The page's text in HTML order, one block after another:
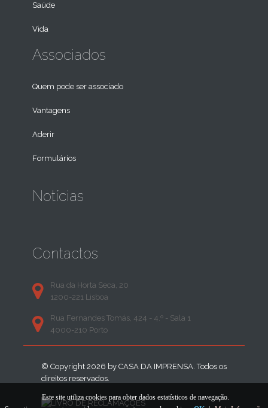
Saúde
Vida
Associados
Quem pode ser associado
Vantagens
Aderir
Formulários
Notícias
Contactos
Rua da Horta Seca, 20
1200-221 Lisboa
Rua Fernandes Tomás, 424 - 4.º - Sala 1
4000-210 Porto
© Copyright 2026 by CASA DA IMPRENSA. Todos os
direitos reservados.
Este site utiliza cookies para obter dados estatísticos de navegação.